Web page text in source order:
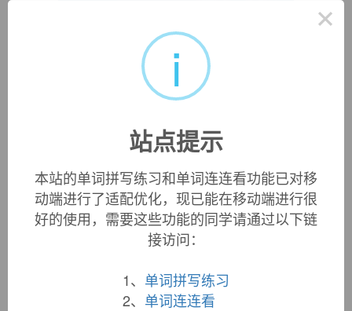
candyass
alsocandy-ass , 1961, fromcandy(n.) +ass(n.2). Perhaps
×
i
站点提示
本站的单词拼写练习和单词连连看功能已对移
动端进行了适配优化，现已能在移动端进行很
好的使用，需要这些功能的同学请通过以下链
接访问：
1、 单词拼写练习
2、 单词连连看